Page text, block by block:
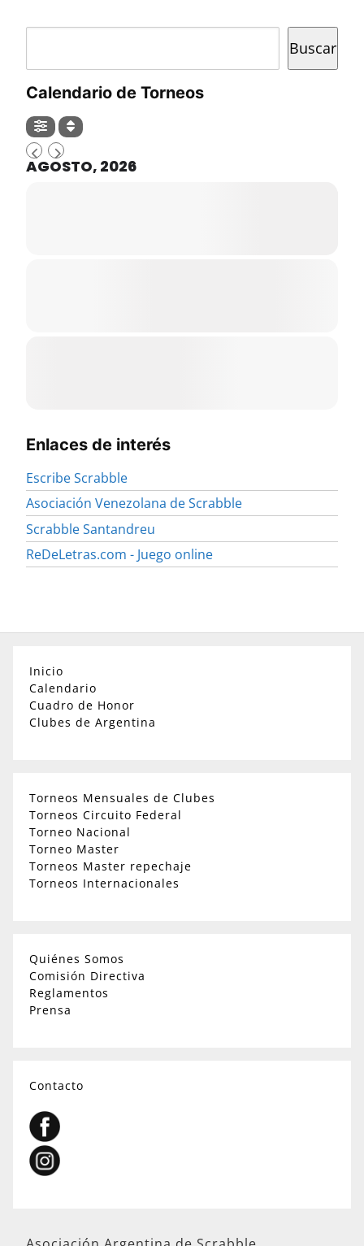
Buscar
Calendario de Torneos
AGOSTO, 2026
Enlaces de interés
Escribe Scrabble
Asociación Venezolana de Scrabble
Scrabble Santandreu
ReDeLetras.com - Juego online
Inicio
Calendario
Cuadro de Honor
Clubes de Argentina
Torneos Mensuales de Clubes
Torneos Circuito Federal
Torneo Nacional
Torneo Master
Torneos Master repechaje
Torneos Internacionales
Quiénes Somos
Comisión Directiva
Reglamentos
Prensa
Contacto